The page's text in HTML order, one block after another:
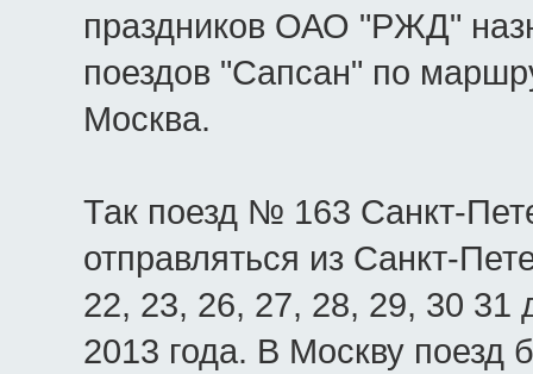
праздников ОАО "РЖД"
поездов "Сапсан" по
Москва.
Так поезд № 163 Санкт-
отправляться из Санкт-
22, 23, 26, 27, 28, 29, 30 31
2013 года. В Москву поезд